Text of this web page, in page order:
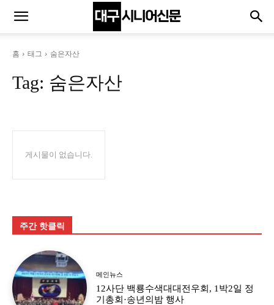
홈 태그 숨은자산
Tag: 숨은자산
게시물이 없습니다.
주간 핫클릭
메인뉴스
12사단 백룡수색대대전우회, 1박2일 정
기총회·송년의밤 행사